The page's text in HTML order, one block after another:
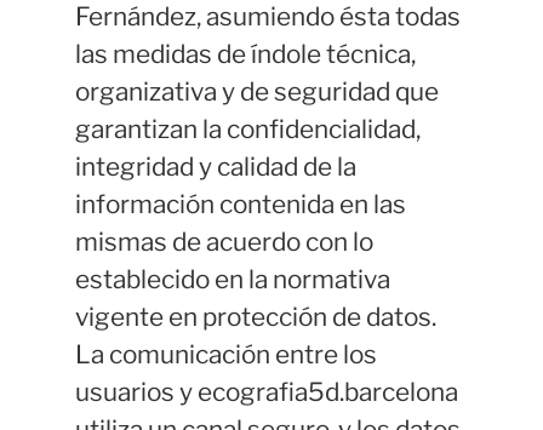
Fernández, asumiendo ésta todas
las medidas de índole técnica,
organizativa y de seguridad que
garantizan la confidencialidad,
integridad y calidad de la
información contenida en las
mismas de acuerdo con lo
establecido en la normativa
vigente en protección de datos.
La comunicación entre los
usuarios y ecografia5d.barcelona